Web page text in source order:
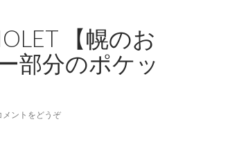
【幌のお
部分のポケッ
メントをどうぞ